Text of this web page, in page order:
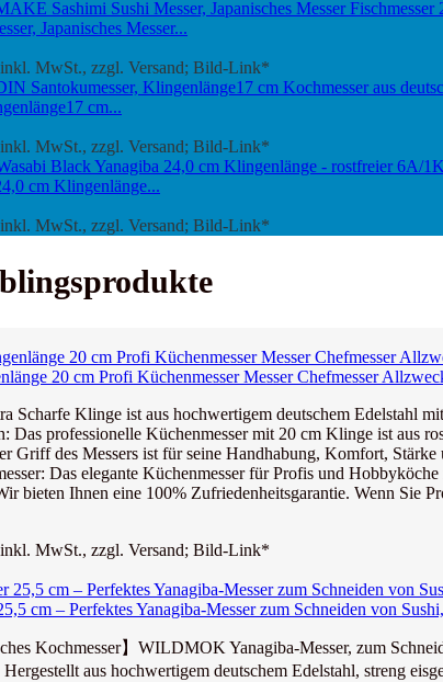
Japanisches Messer...
MwSt., zzgl. Versand; Bild-Link*
cm...
MwSt., zzgl. Versand; Bild-Link*
cm Klingenlänge...
MwSt., zzgl. Versand; Bild-Link*
20 cm Profi Küchenmesser Messer Chefmesser
Scharfe Klinge ist aus hochwertigem deutschem Edelstahl
Das professionelle Küchenmesser mit 20 cm Klinge ist aus
Griff des Messers ist für seine Handhabung, Komfort,
Das elegante Küchenmesser für Profis und
bieten Ihnen eine 100% Zufriedenheitsgarantie. Wenn Sie
MwSt., zzgl. Versand; Bild-Link*
cm – Perfektes Yanagiba-Messer zum Schneiden von
Kochmesser】WILDMOK Yanagiba-Messer, zum
aus hochwertigem deutschem Edelstahl, streng